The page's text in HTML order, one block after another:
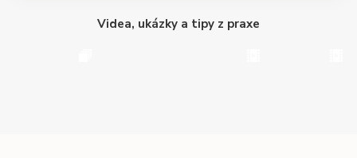
Videa, ukázky a tipy z praxe